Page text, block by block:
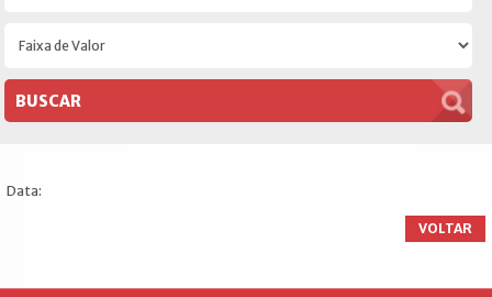
Data:
VOLTAR